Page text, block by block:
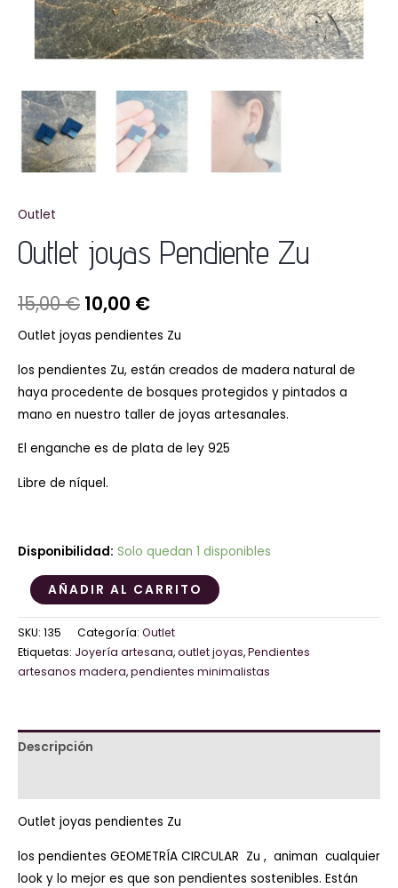
Outlet
Outlet joyas Pendiente Zu
15,00€ 10,00 €
Outlet joyas pendientes Zu
los pendientes Zu, están creados de madera natural de
haya procedente de bosques protegidos y pintados a
mano en nuestro taller de joyas artesanales.
El enganche es de plata de ley 925
Libre de níquel.
Disponibilidad: Solo quedan 1 disponibles
AÑADIR AL CARRITO
SKU: 135 Categoría: Outlet
Etiquetas: Joyería artesana,outlet joyas,Pendientes
artesanos madera,pendientes minimalistas
Descripción
Outlet joyas pendientes Zu
los pendientes GEOMETRÍA CIRCULAR Zu , animan cualquier
look y lo mejor es que son pendientes sostenibles. Están